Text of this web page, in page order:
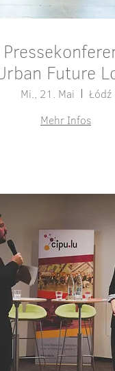
Future
Mi., 21. Mai
Łódź
Mehr Infos